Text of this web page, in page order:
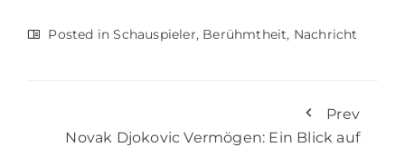
Posted inSchauspieler, Berühmtheit, Nachricht
Prev
Novak Djokovic Vermögen: Ein Blick auf